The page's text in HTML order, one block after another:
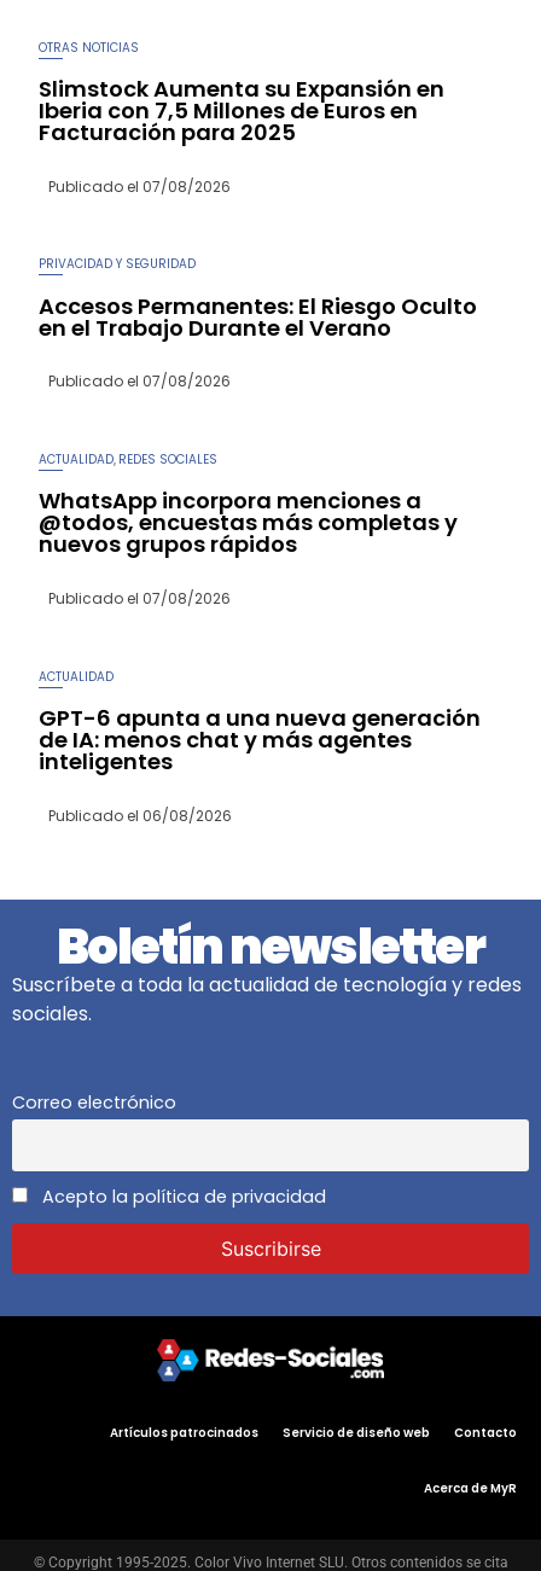
OTRAS NOTICIAS
Slimstock Aumenta su Expansión en
Iberia con 7,5 Millones de Euros en
Facturación para 2025
Publicado el 07/08/2026
PRIVACIDAD Y SEGURIDAD
Accesos Permanentes: El Riesgo Oculto
en el Trabajo Durante el Verano
Publicado el 07/08/2026
ACTUALIDAD REDES SOCIALES
WhatsApp incorpora menciones a
@todos, encuestas más completas y
nuevos grupos rápidos
Publicado el 07/08/2026
ACTUALIDAD
GPT-6 apunta a una nueva generación
de IA: menos chat y más agentes
inteligentes
Publicado el 06/08/2026
Boletín newsletter
Suscríbete a toda la actualidad de tecnología y redes
sociales.
Correo electrónico
Acepto la política de privacidad
Artículos patrocinados Servicio de diseño web Contacto
Acerca de MyR
© Copyright 1995-2025. Color Vivo Internet SLU. Otros contenidos se cita